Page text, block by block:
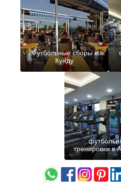
Футбольные сборы в
Кунду
тренировки в